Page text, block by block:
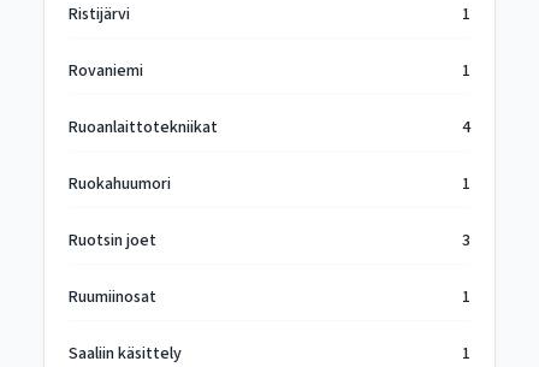
Ristijärvi 1
Rovaniemi 1
Ruoanlaittotekniikat 4
Ruokahuumori 1
Ruotsin joet 3
Ruumiinosat 1
Saaliin käsittely 1